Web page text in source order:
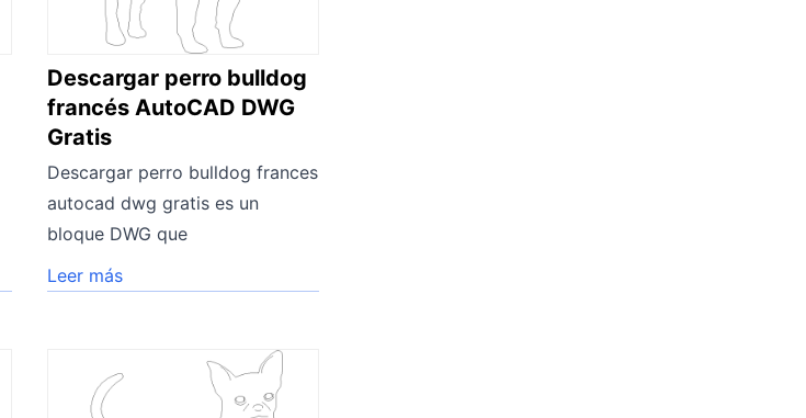
Descargar perro bulldog
francés AutoCAD DWG
Gratis
Descargar perro bulldog frances
autocad dwg gratis es un
bloque DWG que
Leer más